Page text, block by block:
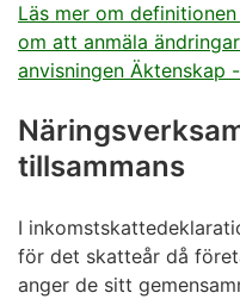
Läs mer om
om att anmäla
anvisningen Äktenskap
tillsammans
I
för det skatteår då
anger de sitt